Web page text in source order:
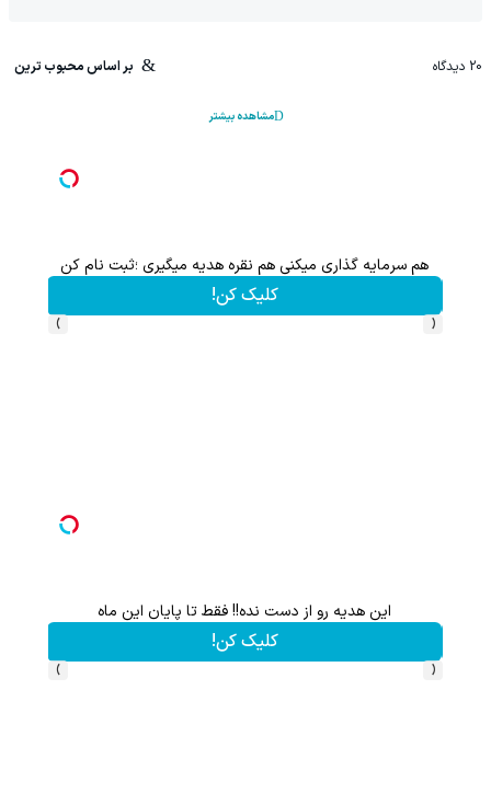
20 دیدگاه بر اساس محبوب ترین
مشاهده بیشتر
هم سرمایه گذاری میکنی هم نقره هدیه میگیری ؛ثبت نام کن
کلیک کن!
‹
›
این هدیه رو از دست نده!! فقط تا پایان این ماه
کلیک کن!
‹
›